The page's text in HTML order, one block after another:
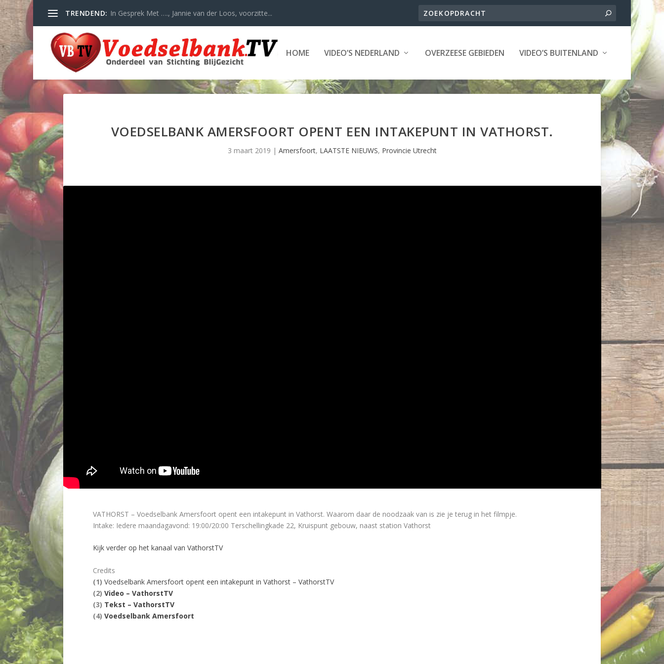
TRENDEND: In Gesprek Met …., Jannie van der Loos, voorzitte...
HOME VIDEO’S NEDERLAND OVERZEESE GEBIEDEN VIDEO’S BUITENLAND
VOEDSELBANK AMERSFOORT OPENT EEN INTAKEPUNT IN VATHORST.
3 maart 2019 | Amersfoort, LAATSTE NIEUWS, Provincie Utrecht
VATHORST – Voedselbank Amersfoort opent een intakepunt in Vathorst. Waarom daar de noodzaak van is zie je terug in het filmpje.
Intake: Iedere maandagavond: 19:00/20:00 Terschellingkade 22, Kruispunt gebouw, naast station Vathorst
Kijk verder op het kanaal van VathorstTV
Credits
(1) Voedselbank Amersfoort opent een intakepunt in Vathorst – VathorstTV
(2) Video – VathorstTV
(3) Tekst – VathorstTV
(4) Voedselbank Amersfoort